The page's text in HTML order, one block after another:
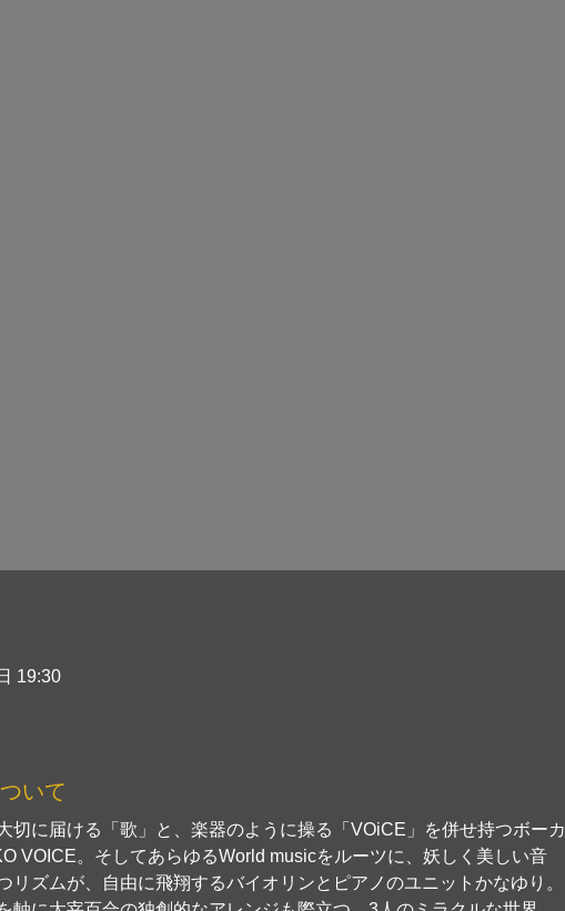
19:30
いて
切に届ける「歌」と、楽器のように操る「VOiCE」を併せ持つボーカ
VOICE。そしてあらゆるWorld musicをルーツに、妖しく美しい音
リズムが、自由に飛翔するバイオリンとピアノのユニットかなゆり。